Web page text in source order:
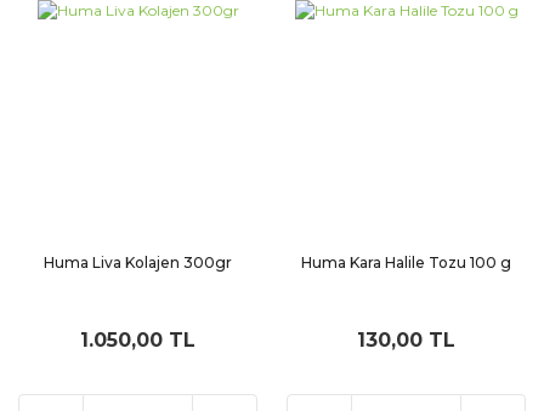
Huma Liva Kolajen 300gr
1.050,00 TL
Huma Kara Halile Tozu 100 g
130,00 TL